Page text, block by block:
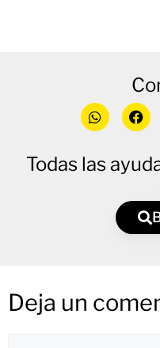
Todas las
Deja un